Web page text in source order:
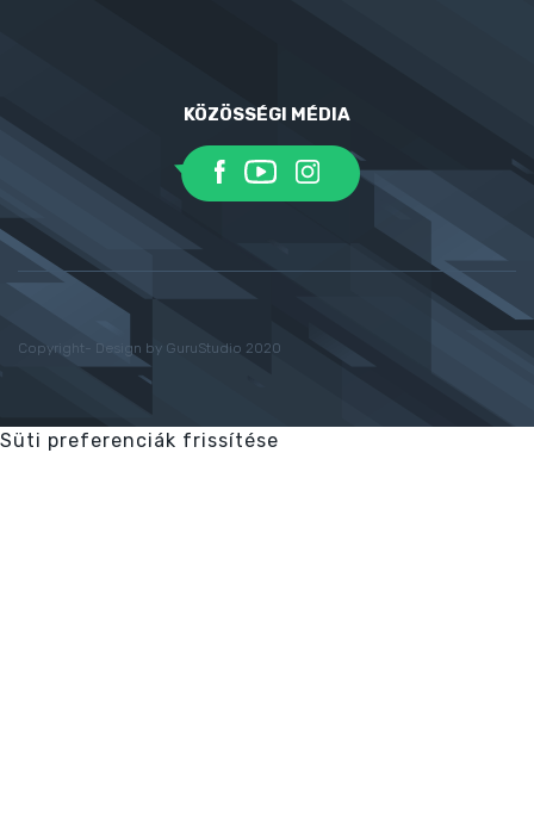
KÖZÖSSÉGI MÉDIA
Copyright- Design by GuruStudio 2020
Süti preferenciák frissítése